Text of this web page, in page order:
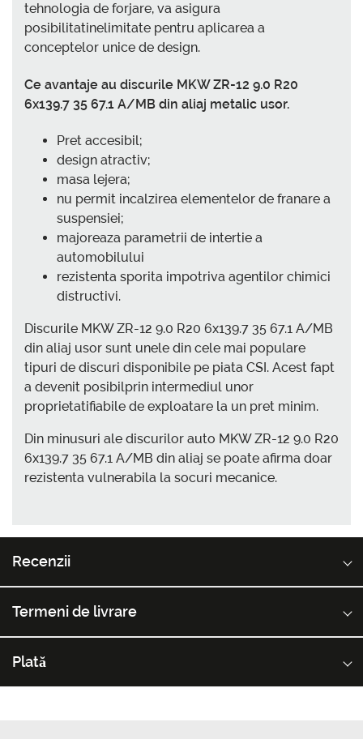
tehnologia de forjare, va asigura
posibilitatinelimitate pentru aplicarea a
conceptelor unice de design.
Ce avantaje au discurile MKW ZR-12 9.0 R20
6x139.7 35 67.1 A/MB din aliaj metalic usor.
Pret accesibil;
design atractiv;
masa lejera;
nu permit incalzirea elementelor de franare a
suspensiei;
majoreaza parametrii de intertie a
automobilului
rezistenta sporita impotriva agentilor chimici
distructivi.
Discurile MKW ZR-12 9.0 R20 6x139.7 35 67.1 A/MB
din aliaj usor sunt unele din cele mai populare
tipuri de discuri disponibile pe piata CSI. Acest fapt
a devenit posibilprin intermediul unor
proprietatifiabile de exploatare la un pret minim.
Din minusuri ale discurilor auto MKW ZR-12 9.0 R20
6x139.7 35 67.1 A/MB din aliaj se poate afirma doar
rezistenta vulnerabila la socuri mecanice.
Recenzii
Termeni de livrare
Plată